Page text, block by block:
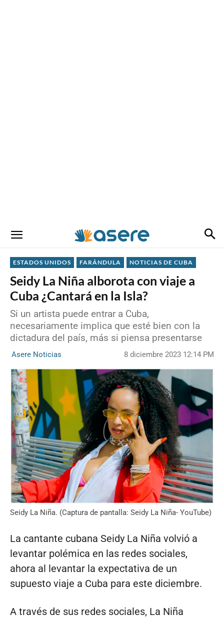
ESTADOS UNIDOS FARÁNDULA NOTICIAS DE CUBA
Seidy La Niña alborota con viaje a
Cuba ¿Cantará en la Isla?
Si un artista puede entrar a Cuba,
necesariamente implica que esté bien con la
dictadura del país, más si piensa presentarse
Asere Noticias 8 diciembre 2023 12:14 PM
Seidy La Niña. (Captura de pantalla: Seidy La Niña- YouTube)
La cantante cubana Seidy La Niña volvió a
levantar polémica en las redes sociales,
ahora al levantar la expectativa de un
supuesto viaje a Cuba para este diciembre.
A través de sus redes sociales, La Niña